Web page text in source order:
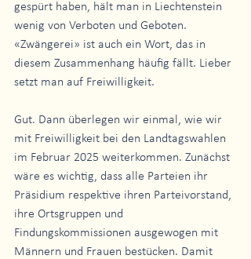
gespürt haben, hält man in Liechtenstein
wenig von Verboten und Geboten.
«Zwängerei» ist auch ein Wort, das in
diesem Zusammenhang häufig fällt. Lieber
setzt man auf Freiwilligkeit.
Gut. Dann überlegen wir einmal, wie wir
mit Freiwilligkeit bei den Landtagswahlen
im Februar 2025 weiterkommen. Zunächst
wäre es wichtig, dass alle Parteien ihr
Präsidium respektive ihren Parteivorstand,
ihre Ortsgruppen und
Findungskommissionen ausgewogen mit
Männern und Frauen bestücken. Damit